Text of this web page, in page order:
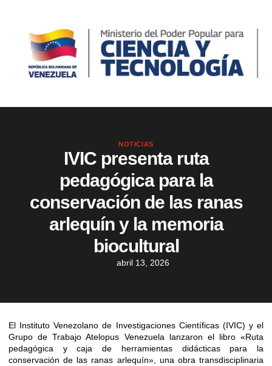
NOTICIAS
IVIC presenta ruta
pedagógica para la
conservación de las ranas
arlequín y la memoria
biocultural
abril 13, 2026
El Instituto Venezolano de Investigaciones Científicas (IVIC) y el
Grupo de Trabajo Atelopus Venezuela lanzaron el libro «Ruta
pedagógica y caja de herramientas didácticas para la
conservación de las ranas arlequín», una obra transdisciplinaria